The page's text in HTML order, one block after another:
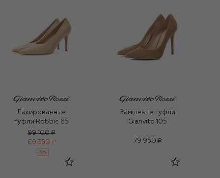
Лакированные
туфли Robbie 85
99 100 ₽
69 350 ₽
-30%
Замшевые туфли
Gianvito 105
79 950 ₽